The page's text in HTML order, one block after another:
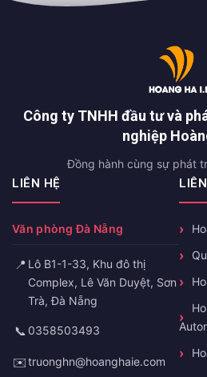
Công ty TNHH đầu tư và
nghiệp
Đồng hành cùng sự phát
LIÊN HỆ
Văn phòng Đà Nẵng
📍 Lô B1-1-33, Khu đô thị
Complex, Lê Văn Duyệt, Sơn
Trà, Đà Nẵng
📞 0358503493
✉️truonghn@hoanghaie.com